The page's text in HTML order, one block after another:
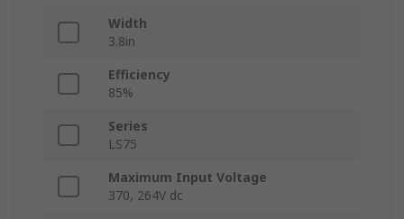
Width
3.8in
Efficiency
85%
Series
LS75
Maximum Input Voltage
370, 264V dc